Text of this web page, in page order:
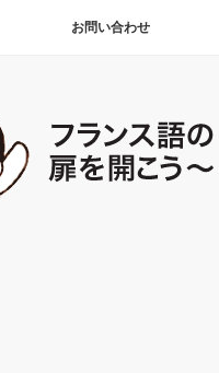
お問い合わせ